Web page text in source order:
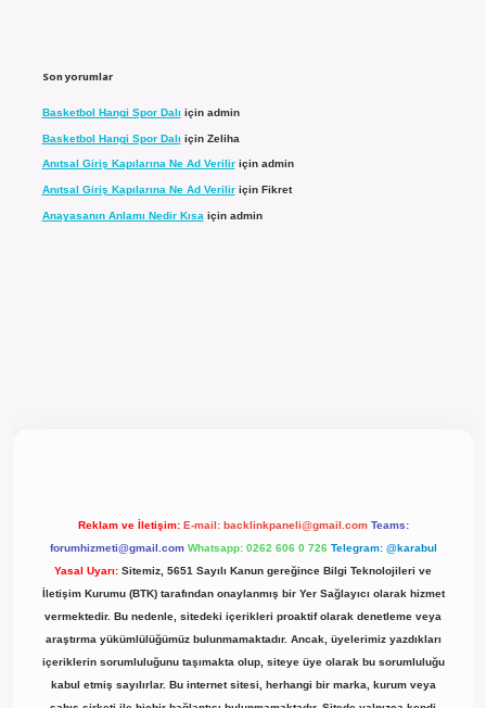
Son yorumlar
Basketbol Hangi Spor Dalı için admin
Basketbol Hangi Spor Dalı için Zeliha
Anıtsal Giriş Kapılarına Ne Ad Veriliriçin admin
Anıtsal Giriş Kapılarına Ne Ad Veriliriçin Fikret
Anayasanın Anlamı Nedir Kısa için admin
Reklam ve İletişim: E-mail: backlinkpaneli@gmail.com Teams:
forumhizmeti@gmail.com Whatsapp: 0262 606 0 726 Telegram: @karabul
Yasal Uyarı: Sitemiz, 5651 Sayılı Kanun gereğince Bilgi Teknolojileri ve
İletişim Kurumu (BTK) tarafından onaylanmış bir Yer Sağlayıcı olarak hizmet
vermektedir. Bu nedenle, sitedeki içerikleri proaktif olarak denetleme veya
araştırma yükümlülüğümüz bulunmamaktadır. Ancak, üyelerimiz yazdıkları
içeriklerin sorumluluğunu taşımakta olup, siteye üye olarak bu sorumluluğu
kabul etmiş sayılırlar. Bu internet sitesi, herhangi bir marka, kurum veya